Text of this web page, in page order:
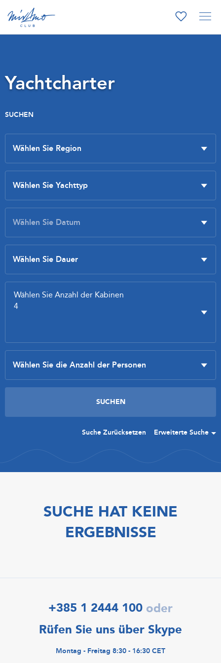
Yachtcharter
SUCHEN
Suche Zurücksetzen Erweiterte Suche
SUCHE HAT KEINE
ERGEBNISSE
+385 1 2444 100 oder
Rüfen Sie uns über Skype
Montag - Freitag 8:30 - 16:30 CET